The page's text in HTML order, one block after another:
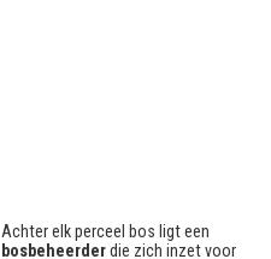
Achter elk perceel bos ligt een
bosbeheerderdie zich inzet voor